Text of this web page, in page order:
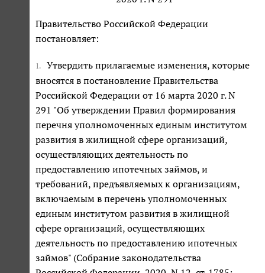
Правительство Российской Федерации
постановляет:
1.
Утвердить прилагаемые изменения, которые
вносятся в постановление Правительства
Российской Федерации от 16 марта 2020 г. N
291 "Об утверждении Правил формирования
перечня уполномоченных единым институтом
развития в жилищной сфере организаций,
осуществляющих деятельность по
предоставлению ипотечных займов, и
требований, предъявляемых к организациям,
включаемым в перечень уполномоченных
единым институтом развития в жилищной
сфере организаций, осуществляющих
деятельность по предоставлению ипотечных
займов" (Собрание законодательства